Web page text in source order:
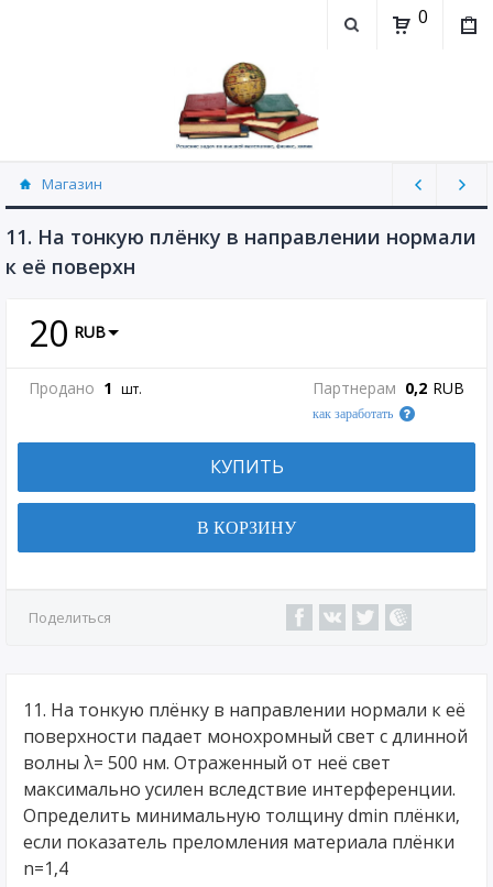
0
Магазин
Физика, химия (рассылаю Doc+PDF) (8689)
11. На тонкую плёнку в направлении нормали
к её поверхн
20 RUB
Продано 1 шт. Партнерам 0,2 RUB
как заработать
КУПИТЬ
В КОРЗИНУ
Поделиться
11. На тонкую плёнку в направлении нормали к её
поверхности падает монохромный свет с длинной
волны λ= 500 нм. Отраженный от неё свет
максимально усилен вследствие интерференции.
Определить минимальную толщину dmin плёнки,
если показатель преломления материала плёнки
n=1,4